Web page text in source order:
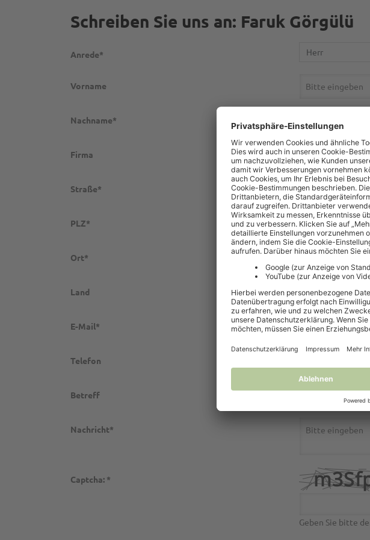
Schreiben Sie uns an: Faruk Görgülü
Anrede*
Vorname
Nachname*
Firma
Straße*
PLZ*
Ort*
Land
E-Mail*
Telefon
Betreff
Nachricht*
Captcha: *
Geben Sie bitte